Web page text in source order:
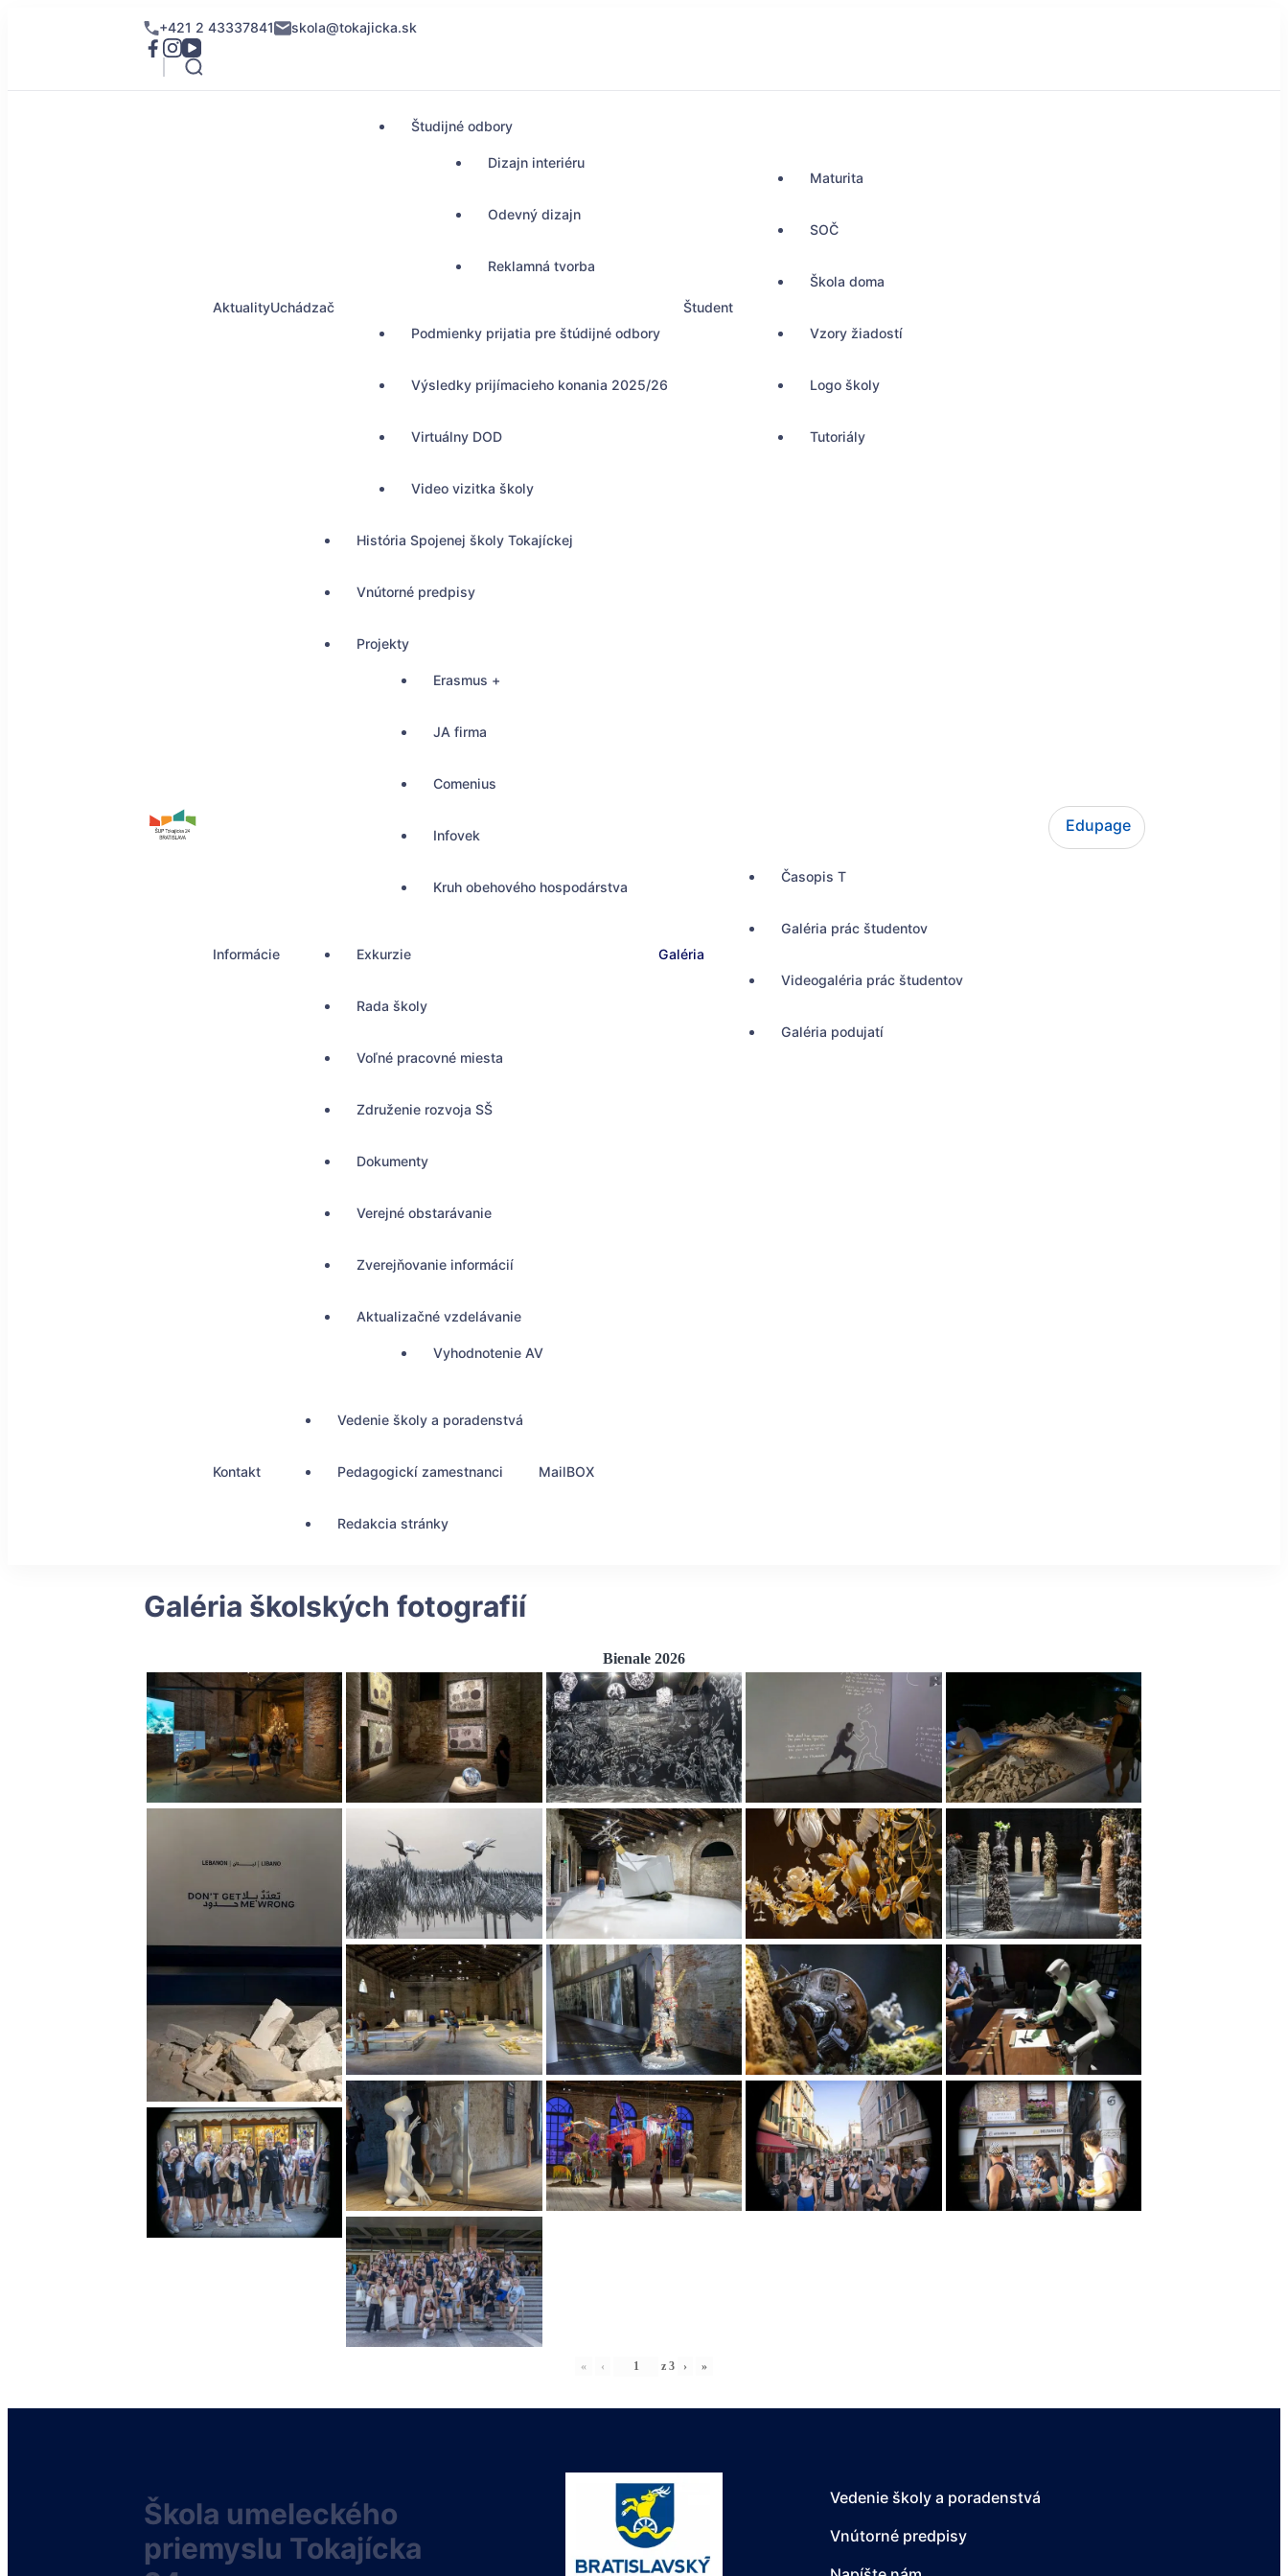
+421 2 43337841 skola@tokajicka.sk
ŠUP Tokajícka 24, Bratislava
AktualityUchádzač
Študijné odbory
Dizajn interiéru
Odevný dizajn
Reklamná tvorba
Podmienky prijatia pre štúdijné odbory
Výsledky prijímacieho konania 2025/26
Virtuálny DOD
Video vizitka školy
Študent
Maturita
SOČ
Škola doma
Vzory žiadostí
Logo školy
Tutoriály
Informácie
História Spojenej školy Tokajíckej
Vnútorné predpisy
Projekty
Erasmus +
JA firma
Comenius
Infovek
Kruh obehového hospodárstva
Exkurzie
Rada školy
Voľné pracovné miesta
Združenie rozvoja SŠ
Dokumenty
Verejné obstarávanie
Zverejňovanie informácií
Aktualizačné vzdelávanie
Vyhodnotenie AV
Galéria
Časopis T
Galéria prác študentov
Videogaléria prác študentov
Galéria podujatí
Kontakt
Vedenie školy a poradenstvá
Pedagogickí zamestnanci
Redakcia stránky
MailBOX
Edupage
Galéria školských fotografií
Bienale 2026
« ‹ z 3 › »
Škola umeleckého
priemyslu Tokajícka
Vedenie školy a poradenstvá
Vnútorné predpisy